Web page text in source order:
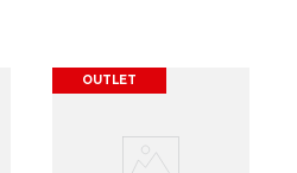
OUTLET